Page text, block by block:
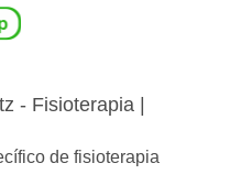
- Fisioterapia |
de fisioterapia